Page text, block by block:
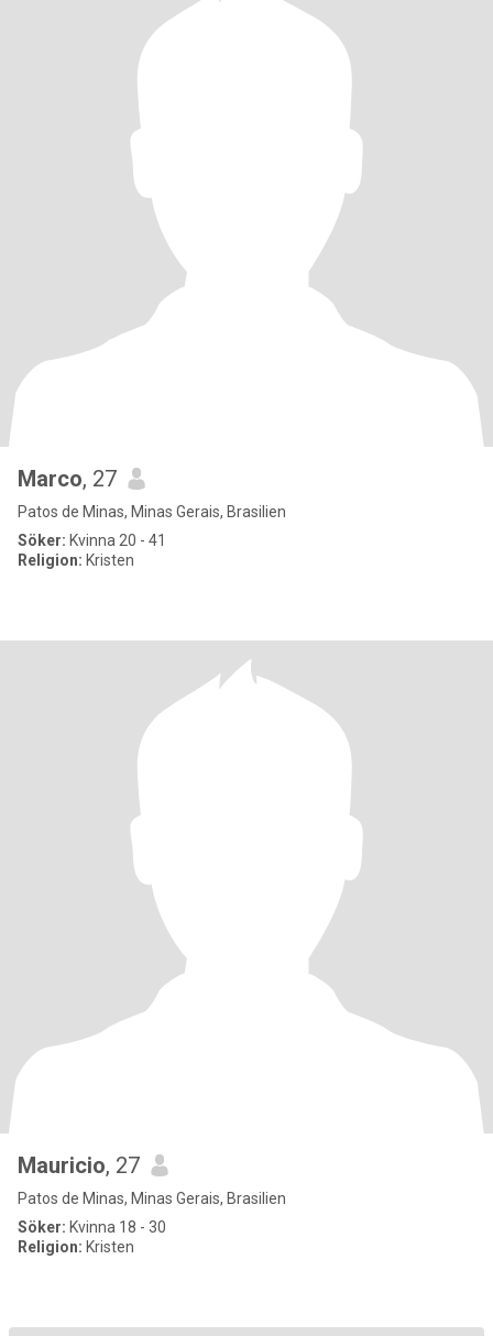
Marco, 27
Patos de Minas, Minas Gerais, Brasilien
Söker: Kvinna 20 - 41
Religion: Kristen
Mauricio, 27
Patos de Minas, Minas Gerais, Brasilien
Söker: Kvinna 18 - 30
Religion: Kristen